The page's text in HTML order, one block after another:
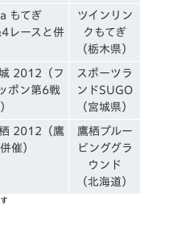
もてぎ
レースと併
ツインリン
クもてぎ
（栃木県）
2012（フ
ポン第6戦
スポーツラ
ンドSUGO
（宮城県）
2012（鷹
催）
鷹栖プルー
ビンググラ
ウンド
（北海道）